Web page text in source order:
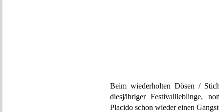
Beim wiederholten Dösen /
diesjähriger Festivallieblinge,
Placido schon wieder einen